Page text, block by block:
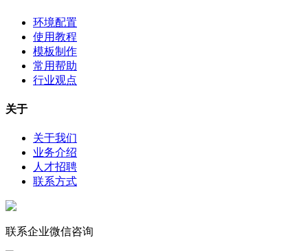
环境配置
使用教程
模板制作
常用帮助
行业观点
关于
关于我们
业务介绍
人才招聘
联系方式
联系企业微信咨询